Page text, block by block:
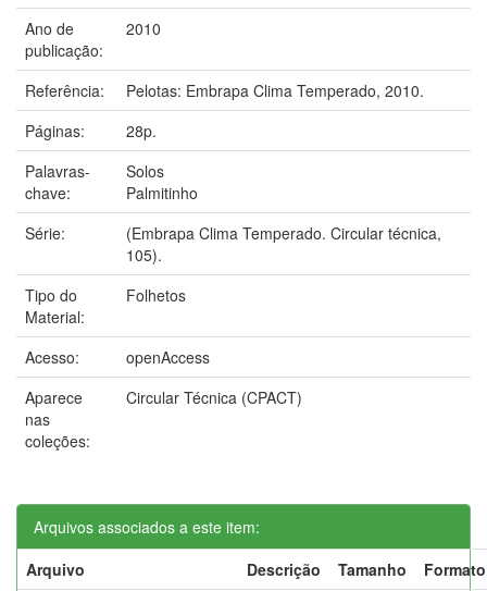
Ano de
publicação:
2010
Referência:
Pelotas: Embrapa Clima Temperado, 2010.
Páginas:
28p.
Palavras-
chave:
Solos
Palmitinho
Série:
(Embrapa Clima Temperado. Circular técnica,
105).
Tipo do
Material:
Folhetos
Acesso:
openAccess
Aparece
nas
coleções:
Circular Técnica (CPACT)
Arquivos associados a este item:
Arquivo
Descrição Tamanho
Formato